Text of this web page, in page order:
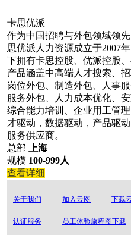
卡思优派
作为中国招聘与外包领域领
思优派人力资源成立于2007
下拥有卡思控股、优派控股
产品涵盖中高端人才搜索、
岗位外包、制造外包、人事
服务外包、人力成本优化、
综合能力培训、企业用工管
才驱动，数据驱动，产品驱
服务供应商。
总部
上海
规模 100-999人
查看详细
关于我们 加入云图 下载
认证服务 员工体验旅程图下载